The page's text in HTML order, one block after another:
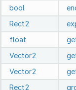
bool
Rect2
float
Vector2
Vector2
Rect2